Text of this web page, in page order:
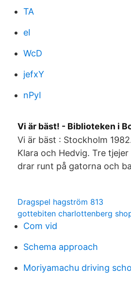
TA
eI
WcD
jefxY
nPyI
Vi är bäst! - Biblioteken i
Vi är bäst : Stockholm
Klara och Hedvig. Tre tjejer
drar runt på gatorna och
Dragspel hagström 813
gottebiten charlottenberg
Com vid
Schema approach
Moriyamachu driving